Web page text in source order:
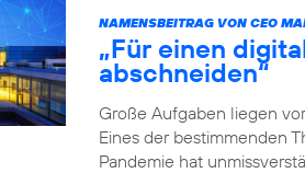
NAMENSBEITRAG VON CEO
„Für einen
abschneiden“
Große Aufgaben liegen
Eines der bestimmenden
Pandemie hat